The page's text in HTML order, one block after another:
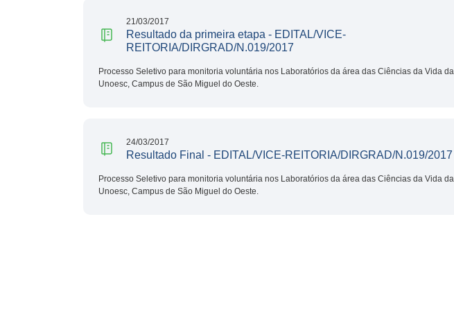
21/03/2017
Resultado da primeira etapa - EDITAL/VICE-
REITORIA/DIRGRAD/N.019/2017
Processo Seletivo para monitoria voluntária nos Laboratórios da área das Ciências da Vida da
Unoesc, Campus de São Miguel do Oeste.
24/03/2017
Resultado Final - EDITAL/VICE-REITORIA/DIRGRAD/N.019/2017
Processo Seletivo para monitoria voluntária nos Laboratórios da área das Ciências da Vida da
Unoesc, Campus de São Miguel do Oeste.